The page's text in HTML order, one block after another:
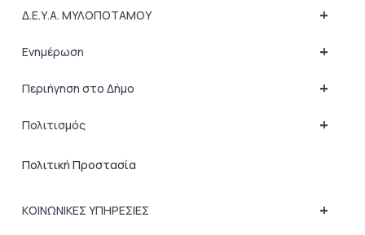
+
Δ.Ε.Υ.Α. ΜΥΛΟΠΟΤΑΜΟΥ
+
Ενημέρωση
+
Περιήγηση στο Δήμο
+
Πολιτισμός
Πολιτική Προστασία
+
ΚΟΙΝΩΝΙΚΕΣ ΥΠΗΡΕΣΙΕΣ